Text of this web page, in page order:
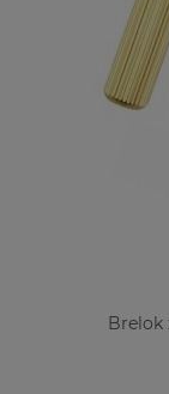
Brelok